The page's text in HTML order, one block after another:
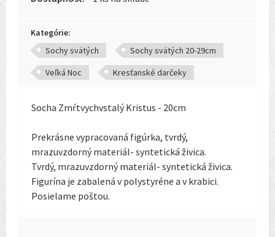
Kategórie:
Sochy svätých
Sochy svätých 20-29cm
Veľká Noc
Kresťanské darčeky
Socha Zmŕtvychvstalý Kristus - 20cm
Prekrásne vypracovaná figúrka, tvrdý,
mrazuvzdorný materiál- syntetická živica.
Tvrdý, mrazuvzdorný materiál- syntetická živica.
Figurína je zabalená v polystyréne a v krabici.
Posielame poštou.